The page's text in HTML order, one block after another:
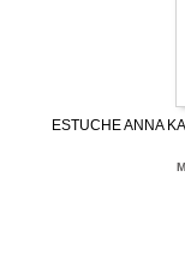
ESTUCHE ANNA